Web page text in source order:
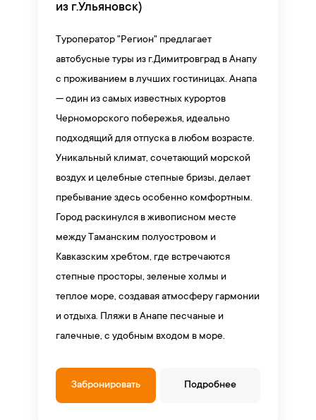
из г.Ульяновск)
Туроператор "Регион" предлагает
автобусные туры из г.Димитровград в Анапу
с проживанием в лучших гостиницах. Анапа
— один из самых известных курортов
Черноморского побережья, идеально
подходящий для отпуска в любом возрасте.
Уникальный климат, сочетающий морской
воздух и целебные степные бризы, делает
пребывание здесь особенно комфортным.
Город раскинулся в живописном месте
между Таманским полуостровом и
Кавказским хребтом, где встречаются
степные просторы, зеленые холмы и
теплое море, создавая атмосферу гармонии
и отдыха. Пляжи в Анапе песчаные и
галечные, с удобным входом в море.
Забронировать Подробнее